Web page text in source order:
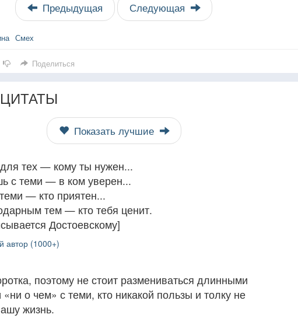
Предыдущая Следующая
Смех
Поделиться
Показать лучшие
тех — кому ты нужен...
с теми — в ком уверен...
— кто приятен...
тем — кто тебя ценит.
Достоевскому]
автор (1000+)
поэтому не стоит размениваться длинными
«ни о чем» с теми, кто никакой пользы и толку не
жизнь.